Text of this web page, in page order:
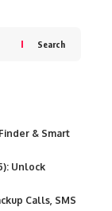
Search
& Smart
Unlock
Calls, SMS